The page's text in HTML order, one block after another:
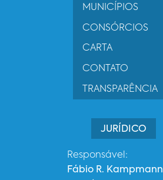
MUNICÍPIOS
CONSÓRCIOS
CARTA
CONTATO
TRANSPARÊNCIA
JURÍDICO
Responsável:
Fábio R. Kampmann